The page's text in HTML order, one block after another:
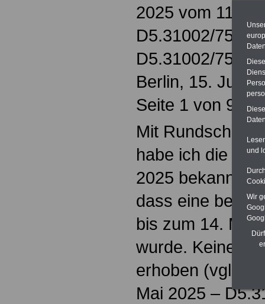
2025 vom 11.
D5.31002/75#8
D5.31002/75#8
Berlin, 15. Juli
Seite 1 von 96
Mit
habe ich die
2025
dass eine
bis zum 14. Mai
wurde. Keine
erhoben (vgl.
Mai 2025 –
und
Wir